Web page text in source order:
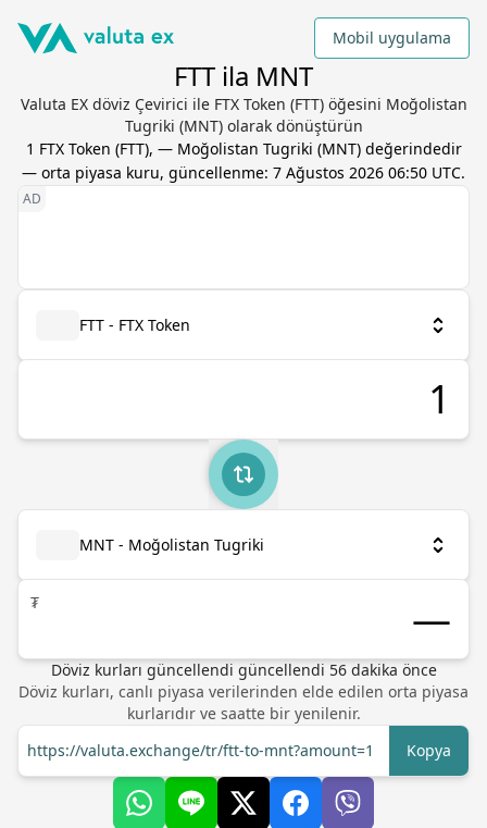
Mobil uygulama
FTT ila MNT
Valuta EX döviz Çevirici ile FTX Token (FTT) öğesini Moğolistan
Tugriki (MNT) olarak dönüştürün
1 FTX Token (FTT), — Moğolistan Tugriki (MNT) değerindedir
— orta piyasa kuru, güncellenme: 7 Ağustos 2026 06:50 UTC.
FTT - FTX Token
MNT - Moğolistan Tugriki
₮
Döviz kurları güncellendi güncellendi 56 dakika önce
Döviz kurları, canlı piyasa verilerinden elde edilen orta piyasa
kurlarıdır ve saatte bir yenilenir.
https://valuta.exchange/tr/ftt-to-mnt?amount=1
Kopya